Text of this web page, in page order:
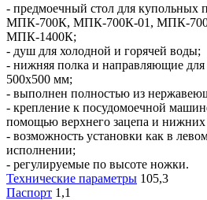
- предмоечный стол для купольных
МПК-700К, МПК-700К-01, МПК-
МПК-1400К;
- душ для холодной и горячей воды;
- нижняя полка и направляющие для
500х500 мм;
- выполнен полностью из
- крепление к посудомоечной
помощью верхнего зацепа и нижних
- возможность установки как в
исполнении;
- регулируемые по высоте ножки.
Технические параметры 105,3
Паспорт 1,1